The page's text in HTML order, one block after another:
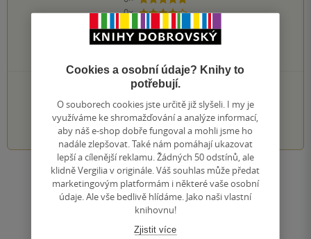
0×
4 hvězdičky
0×
3 hvězdičky
0×
2 hvězdičky
PŘIDEJTE SVÉ HODNOCENÍ KNIHY
1 2 3 4 5
Zobrazit všechna hodnocení
Přidat hodnocení
Cookies a osobní údaje? Knihy to
potřebují.
O souborech cookies jste určitě již slyšeli. I my je
využíváme ke shromažďování a analýze informací,
aby náš e-shop dobře fungoval a mohli jsme ho
nadále zlepšovat. Také nám pomáhají ukazovat
lepší a cílenější reklamu. Žádných 50 odstínů, ale
klidně Vergilia v originále. Váš souhlas může předat
marketingovým platformám i některé vaše osobní
údaje. Ale vše bedlivě hlídáme. Jako naši vlastní
knihovnu!
Zjistit více